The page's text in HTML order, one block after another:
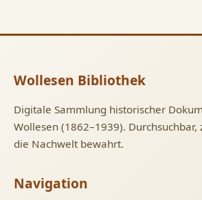
Wollesen Bibliothek
Digitale Sammlung historischer
Wollesen (1862–1939).
die Nachwelt bewahrt.
Navigation